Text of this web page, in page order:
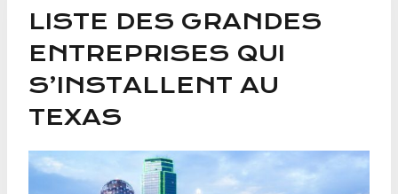
LISTE DES GRANDES
ENTREPRISES QUI
S’INSTALLENT AU
TEXAS